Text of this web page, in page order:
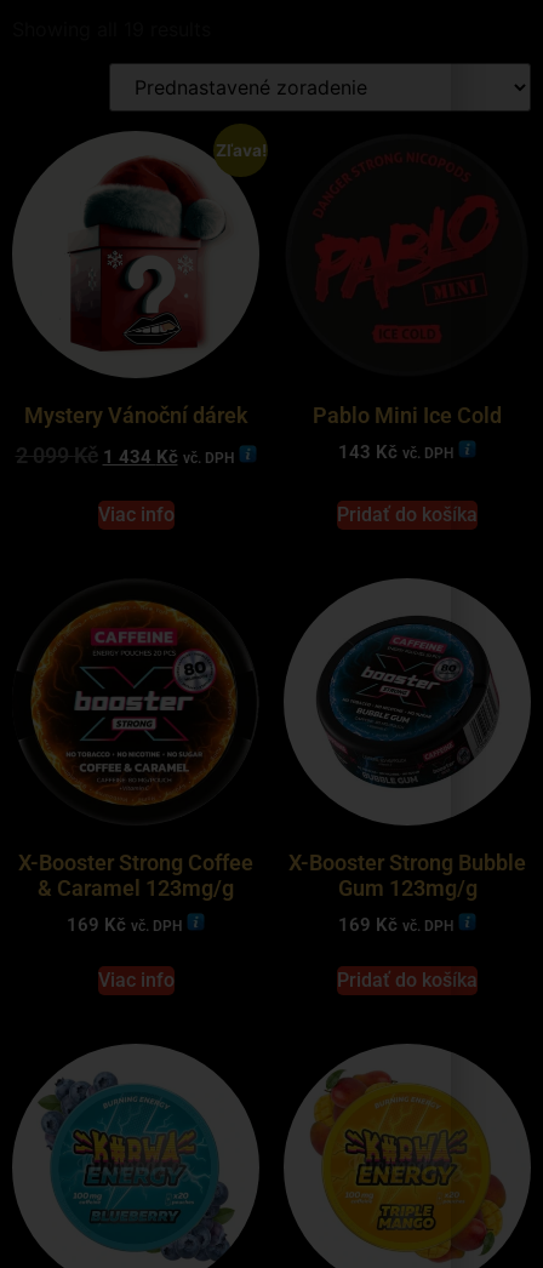
Zľava!
Mystery Vánoční dárek
2 099Kč 1 434 Kč vč. DPH
Viac info
Pablo Mini Ice Cold
143 Kč vč. DPH
Pridať do košíka
X-Booster Strong Coffee
& Caramel 123mg/g
169 Kč vč. DPH
Viac info
X-Booster Strong Bubble
Gum 123mg/g
169 Kč vč. DPH
Pridať do košíka